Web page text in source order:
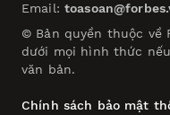
Email:
© Bản quyền thuộc về
dưới mọi hình thức
văn bản.
Chính sách bảo mật